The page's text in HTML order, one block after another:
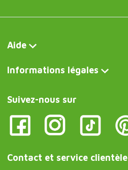
Aide
Informations légales
Suivez-nous sur
Contact et service clientèle